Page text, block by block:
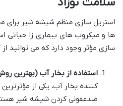
استریل سازی منظم شیشه شیر برای
ها و میکروب های بیماری زا حیاتی
سازی مؤثر وجود دارد که می توانید
استفاده از بخار آب (بهترین
کننده بخار آب، یکی از
ضدعفونی کردن شیشه شیر